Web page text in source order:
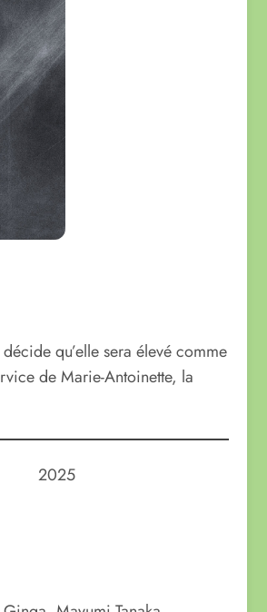
qu’elle sera élevé comme
de Marie-Antoinette, la
2025